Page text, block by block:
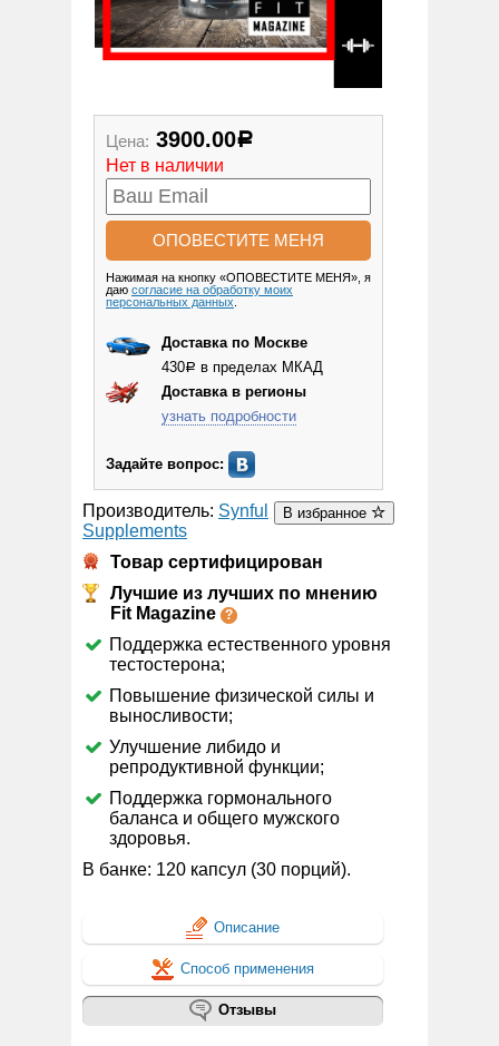
Цена: 3900.00Р
Нет в наличии
Нажимая на кнопку «ОПОВЕСТИТЕ МЕНЯ», я
даю согласие на обработку моих
персональных данных
Доставка по Москве
430Р в пределах МКАД
Доставка в регионы
узнать подробности
Задайте вопрос:
В избранное
Производитель: Synful
Supplements
Товар сертифицирован
Лучшие из лучших по мнению
Fit Magazine
Поддержка естественного уровня
тестостерона;
Повышение физической силы и
выносливости;
Улучшение либидо и
репродуктивной функции;
Поддержка гормонального
баланса и общего мужского
здоровья.
В банке: 120 капсул (30 порций).
Описание
Способ применения
Отзывы